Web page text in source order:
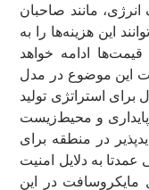
مانند صاحبان
این هزینه‌ها را به
ادامه خواهد
این موضوع در مدل
استراتژی تولید
و محیط‌زیست
در منطقه برای
به دلایل امنیت
مایکروسافت در این